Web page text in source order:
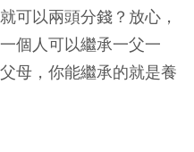
可以兩頭分錢？放心，
個人可以繼承一父一
母，你能繼承的就是養